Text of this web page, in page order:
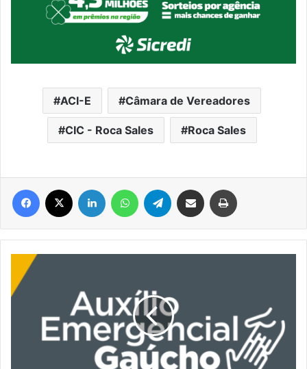
ACI-E Câmara de Vereadores
CIC - Roca Sales Roca Sales
Facebook Linkedin WhatsAppTelegram Compartilhar via e-mail
Auxílio
Emergencial
Gaúcho: